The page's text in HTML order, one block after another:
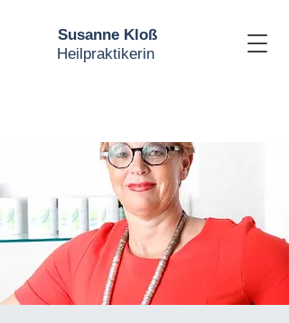
Susanne Kloß
Heilpraktikerin